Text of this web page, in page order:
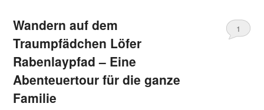
Wandern auf dem
Traumpfädchen Löfer
Rabenlaypfad – Eine
Abenteuertour für die ganze
Familie
1